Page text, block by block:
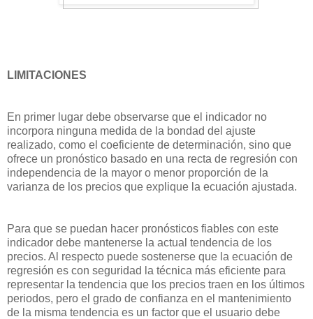
LIMITACIONES
En primer lugar debe observarse que el indicador no
incorpora ninguna medida de la bondad del ajuste
realizado, como el coeficiente de determinación, sino que
ofrece un pronóstico basado en una recta de regresión con
independencia de la mayor o menor proporción de la
varianza de los precios que explique la ecuación ajustada.
Para que se puedan hacer pronósticos fiables con este
indicador debe mantenerse la actual tendencia de los
precios. Al respecto puede sostenerse que la ecuación de
regresión es con seguridad la técnica más eficiente para
representar la tendencia que los precios traen en los últimos
periodos, pero el grado de confianza en el mantenimiento
de la misma tendencia es un factor que el usuario debe